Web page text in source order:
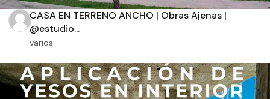
CASA EN TERRENO ANCHO | Obras Ajenas |
@estudio...
varios
Aplicar filtros